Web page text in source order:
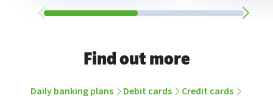
Find out more
Daily banking plans Debit cards Credit cards